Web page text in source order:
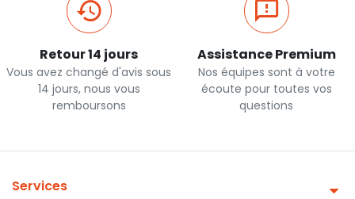
Retour 14 jours
Vous avez changé d'avis sous
14 jours, nous vous
remboursons
Assistance Premium
Nos équipes sont à votre
écoute pour toutes vos
questions
Services